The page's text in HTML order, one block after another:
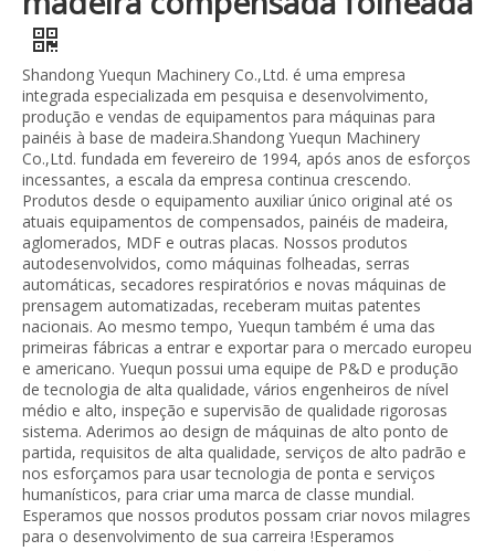
Shandong Yuequn Machinery Co.,Ltd. é uma empresa
integrada especializada em pesquisa e desenvolvimento,
produção e vendas de equipamentos para máquinas para
painéis à base de madeira.Shandong Yuequn Machinery
Co.,Ltd. fundada em fevereiro de 1994, após anos de esforços
incessantes, a escala da empresa continua crescendo.
Produtos desde o equipamento auxiliar único original até os
atuais equipamentos de compensados, painéis de madeira,
aglomerados, MDF e outras placas. Nossos produtos
autodesenvolvidos, como máquinas folheadas, serras
automáticas, secadores respiratórios e novas máquinas de
prensagem automatizadas, receberam muitas patentes
nacionais. Ao mesmo tempo, Yuequn também é uma das
primeiras fábricas a entrar e exportar para o mercado europeu
e americano. Yuequn possui uma equipe de P&D e produção
de tecnologia de alta qualidade, vários engenheiros de nível
médio e alto, inspeção e supervisão de qualidade rigorosas
sistema. Aderimos ao design de máquinas de alto ponto de
partida, requisitos de alta qualidade, serviços de alto padrão e
nos esforçamos para usar tecnologia de ponta e serviços
humanísticos, para criar uma marca de classe mundial.
Esperamos que nossos produtos possam criar novos milagres
para o desenvolvimento de sua carreira !Esperamos